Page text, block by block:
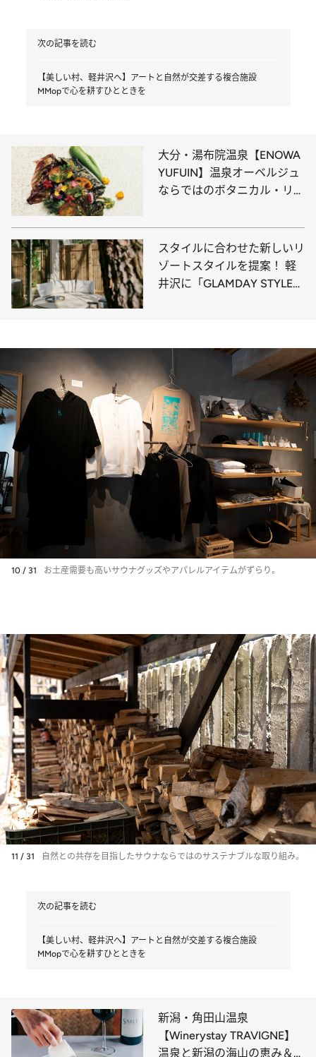
次の記事を読む
【美しい村、軽井沢へ】アートと自然が交差する複合施設
MMopで心を耕すひとときを
大分・湯布院温泉【ENOWA
YUFUIN】温泉オーベルジュ
ならではのボタニカル・リト
喫！
スタイルに合わせた新しいリ
ゾートスタイルを提案！ 軽
井沢に「GLAMDAY STYLE
10 / 31 お土産需要も高いサウナグッズやアパレルアイテムがずらり。
11 / 31 自然との共存を目指したサウナならではのサステナブルな取り組み。
次の記事を読む
【美しい村、軽井沢へ】アートと自然が交差する複合施設
MMopで心を耕すひとときを
新潟・角田山温泉
【Winerystay TRAVIGNE】
温泉と新潟の海山の恵み＆カ